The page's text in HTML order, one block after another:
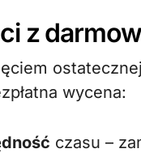
z
wycena:
czasu –